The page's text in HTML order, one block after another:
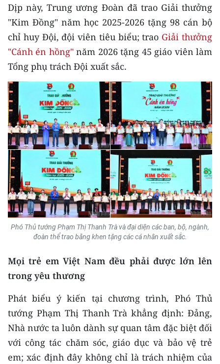
Dịp này, Trung ương Đoàn đã trao Giải thưởng
"Kim Đồng" năm học 2025-2026 tặng 98 cán bộ
chỉ huy Đội, đội viên tiêu biểu; trao Giải thưởng
"Cánh én hồng"năm 2026 tặng 45 giáo viên làm
Tổng phụ trách Đội xuất sắc.
Phó Thủ tướng Phạm Thị Thanh Trà và đại diện các ban, bộ, ngành,
đoàn thể trao bằng khen tặng các cá nhân xuất sắc.
Mọi trẻ em Việt Nam đều phải được lớn lên
trong yêu thương
Phát biểu ý kiến tại chương trình, Phó Thủ
tướng Phạm Thị Thanh Trà khẳng định: Đảng,
Nhà nước ta luôn dành sự quan tâm đặc biệt đối
với công tác chăm sóc, giáo dục và bảo vệ trẻ
em; xác định đây không chỉ là trách nhiệm của